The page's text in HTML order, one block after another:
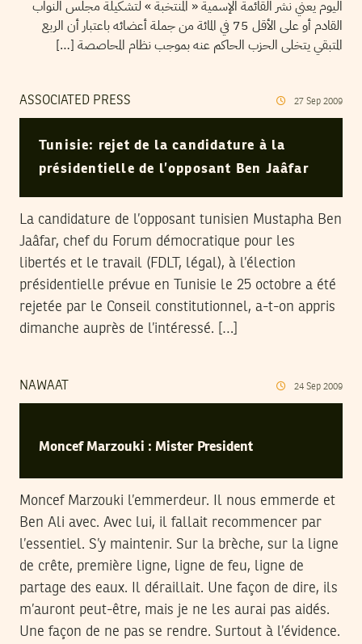
اليوم يعني نشر القائمة الإسمية « المنتخبة » لتشكيلة مجلس النواب
القادم أو على الأقل 75 في المائة من جملة أعضائه باعتبار أن الربع
المتبقي يتخلى الحزب الحاكم عنه بموجب نظام المحاصصة […]
ASSOCIATED PRESS 27 Sep 2009
Tunisie: rejet de la candidature à la
présidentielle de l’opposant Ben Jaâfar
La candidature de l’opposant tunisien Mustapha Ben
Jaâfar, chef du Forum démocratique pour les
libertés et le travail (FDLT, légal), à l’élection
présidentielle prévue en Tunisie le 25 octobre a été
rejetée par le Conseil constitutionnel, a-t-on appris
dimanche auprès de l’intéressé. […]
NAWAAT 24 Sep 2009
Moncef Marzouki : Mister President
Moncef Marzouki l’emmerdeur. Il nous emmerde et
Ben Ali avec. Avec lui, il fallait recommencer par
l’essentiel. S’y maintenir. Sur la brèche, sur la ligne
de crête, première ligne, ligne de feu, ligne de
partage des eaux. Il déraillait. Une façon de dire, ils
m’auront peut-être, mais je ne les aurai pas aidés.
Une façon de ne pas se rendre. Surtout à l’évidence.